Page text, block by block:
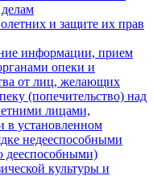
и защите их прав
информации, прием
опеки и
от лиц, желающих
(попечительство) над
лицами,
в установленном
недееспособными
дееспособными)
культуры и